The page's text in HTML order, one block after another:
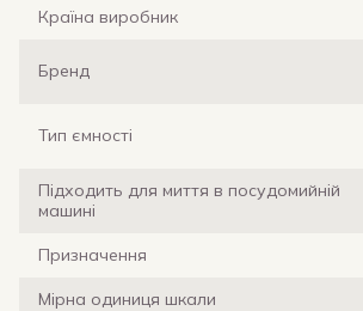
Країна виробник
Бренд
Тип ємності
Підходить для миття в посудомийній
машині
Призначення
Мірна одиниця шкали